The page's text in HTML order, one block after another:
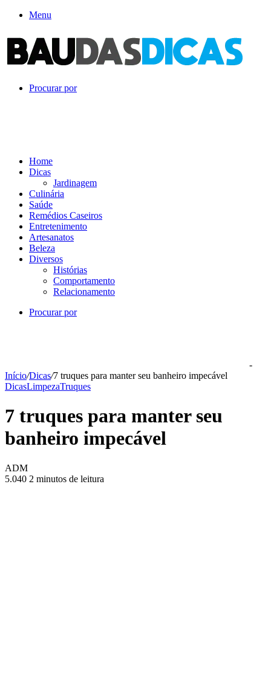
Menu
Procurar por
Home
Dicas
Jardinagem
Culinária
Saúde
Remédios Caseiros
Entretenimento
Artesanatos
Beleza
Diversos
Histórias
Comportamento
Relacionamento
Procurar por
-
Início/Dicas/7 truques para manter seu banheiro impecável
DicasLimpezaTruques
7 truques para manter seu
banheiro impecável
ADM
5.040 2 minutos de leitura